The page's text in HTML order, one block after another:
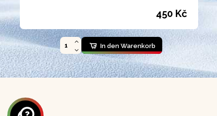
450 Kč
In den Warenkorb